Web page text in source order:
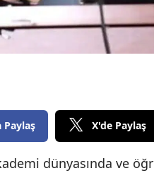
Edirne
Eskişehir
Paylaş X'de Paylaş
dünyasında ve